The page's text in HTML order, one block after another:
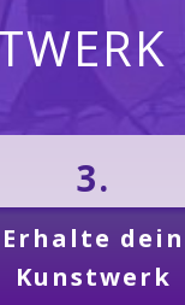
3.
Erhalte dein
Kunstwerk